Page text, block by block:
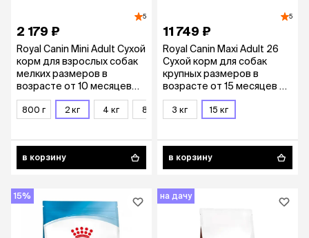
5
2 179 ₽
Royal Canin Mini Adult Сухой
корм для взрослых собак
мелких размеров в
возрасте от 10 месяцев
до 8 лет, 2 кг
800 г 2 кг 4 кг 8 кг
в корзину
5
11 749 ₽
Royal Canin Maxi Adult 26
Сухой корм для собак
крупных размеров в
возрасте от 15 месяцев до
5 лет, 15 кг
3 кг 15 кг
в корзину
15% на дачу